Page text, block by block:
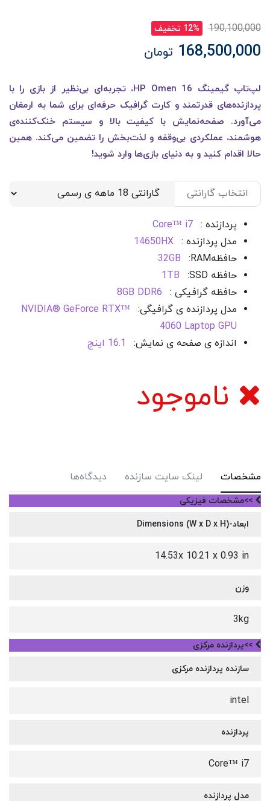
190,100,000 12% تخفیف
168,500,000 تومان
لپ‌تاپ گیمینگ HP Omen 16، تجربه‌ای بی‌نظیر از بازی را با
پردازنده‌های قدرتمند و کارت گرافیک حرفه‌ای برای شما به ارمغان
می‌آورد. صفحه‌نمایش با کیفیت بالا و سیستم خنک‌کننده‌ی
هوشمند، عملکردی بی‌وقفه و لذت‌بخش را تضمین می‌کند. همین
حالا اقدام کنید و به دنیای بازی‌ها وارد شوید!
انتخاب گارانتی
پردازنده : Core™ i7
مدل پردازنده : 14650HX
حافظهRAM
:
32GB
حافظه SSD
:
1TB
حافظه گرافیکی :
8GB DDR6
مدل پردازنده ی گرافیگی:
NVIDIA® GeForce RTX™
4060 Laptop GPU
اندازه ی صفحه ی نمایش:
16.1 اینچ
ناموجود
مشخصات لینک سایت سازنده دیدگاه‌ها
>>مشخصات فیزیکی
ابعاد-Dimensions (W x D x H)
14.53x 10.21 x 0.93 in
وزن
3kg
>>پردازنده مرکزی
سازنده پردازنده مرکزی
intel
پردازنده
Core™ i7
مدل پردازنده